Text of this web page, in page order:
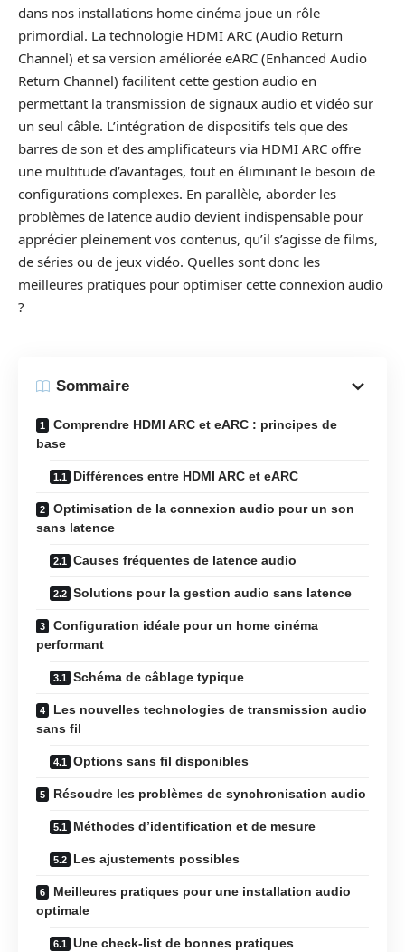
dans nos installations home cinéma joue un rôle
primordial. La technologie HDMI ARC (Audio Return
Channel) et sa version améliorée eARC (Enhanced Audio
Return Channel) facilitent cette gestion audio en
permettant la transmission de signaux audio et vidéo sur
un seul câble. L’intégration de dispositifs tels que des
barres de son et des amplificateurs via HDMI ARC offre
une multitude d’avantages, tout en éliminant le besoin de
configurations complexes. En parallèle, aborder les
problèmes de latence audio devient indispensable pour
apprécier pleinement vos contenus, qu’il s’agisse de films,
de séries ou de jeux vidéo. Quelles sont donc les
meilleures pratiques pour optimiser cette connexion audio
?
Sommaire
Comprendre HDMI ARC et eARC : principes de
base
Différences entre HDMI ARC et eARC
Optimisation de la connexion audio pour un son
sans latence
Causes fréquentes de latence audio
Solutions pour la gestion audio sans latence
Configuration idéale pour un home cinéma
performant
Schéma de câblage typique
Les nouvelles technologies de transmission audio
sans fil
Options sans fil disponibles
Résoudre les problèmes de synchronisation audio
Méthodes d’identification et de mesure
Les ajustements possibles
Meilleures pratiques pour une installation audio
optimale
Une check-list de bonnes pratiques